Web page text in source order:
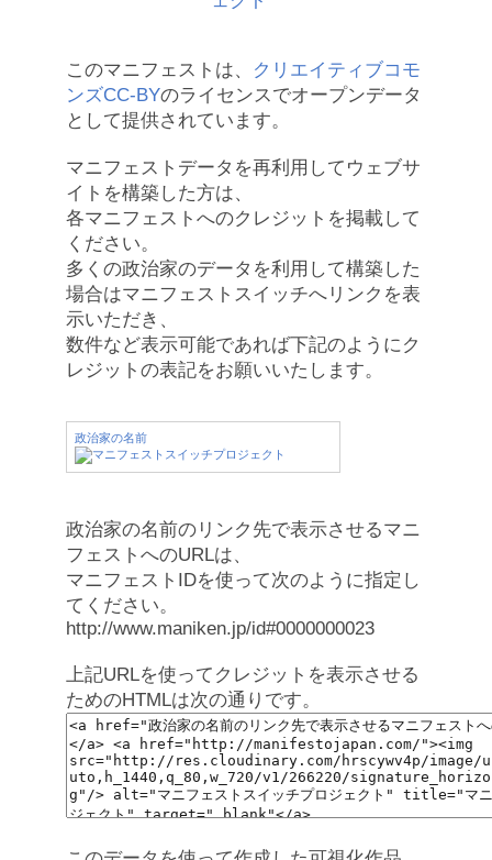
このマニフェストは、
クリエイティブコモ
ンズCC-BYのライセンスでオープンデータ
として提供されています。
マニフェストデータを再利用してウェブサ
イトを構築した方は、
各マニフェストへのクレジットを掲載して
ください。
多くの政治家のデータを利用して構築した
場合はマニフェストスイッチへリンクを表
示いただき、
数件など表示可能であれば下記のようにク
レジットの表記をお願いいたします。
政治家の名前
政治家の名前のリンク先で表示させるマニ
フェストへのURLは、
マニフェストIDを使って次のように指定し
てください。
http://www.maniken.jp/id#0000000023
上記URLを使ってクレジットを表示させる
ためのHTMLは次の通りです。